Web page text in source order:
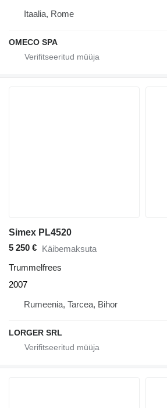
Itaalia, Rome
OMECO SPA
Simex PL4520
5 250 € Käibemaksuta
Trummelfrees
2007
Rumeenia, Tarcea, Bihor
LORGER SRL